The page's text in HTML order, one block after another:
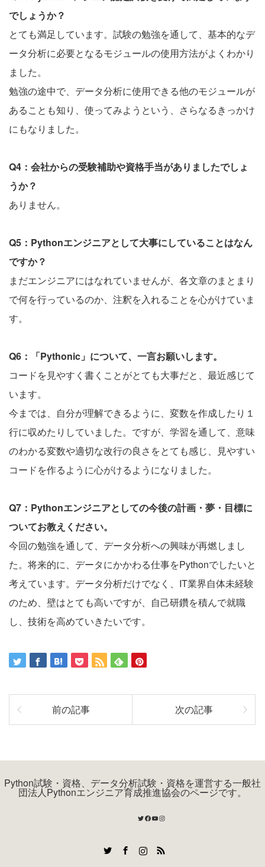
でしょうか？
とても満足しています。試験の勉強を通して、基本的なデ
ータ分析に必要となるモジュールの使用方法がよくわかり
ました。
勉強の途中で、データ分析に使用できる他のモジュールが
あることも知り、使ってみようという、さらなるきっかけ
にもなりました。
Q4：会社からの受験補助や資格手当がありましたでしょ
うか？
ありません。
Q5：Pythonエンジニアとして大事にしていることはなん
ですか？
まだエンジニアにはなれていませんが、各文章のまとまり
で何を行っているのか、注釈を入れることを心がけていま
す。
Q6：「Pythonic」について、一言お願いします。
コードを見やすく書くことがとても大事だと、最近感じて
います。
今までは、自分が理解できるように、変数を作成したり１
行に収めたりしていました。ですが、学習を通して、意味
のわかる変数や適切な改行の良さをとても感じ、見やすい
コードを作るように心がけるようになりました。
Q7：Pythonエンジニアとしての今後の計画・夢・目標に
ついてお教えください。
今回の勉強を通して、データ分析への興味が再燃しまし
た。将来的に、データにかかわる仕事をPythonでしたいと
考えています。データ分析だけでなく、IT業界自体未経験
のため、壁はとても高いですが、自己研鑽を積んで就職
し、技術を高めていきたいです。
前の記事 次の記事
Python試験・資格、データ分析試験・資格を運営する一般社
団法人Pythonエンジニア育成推進協会のページです。
Twitter
Facebook
YouTube
Instagram
RSS